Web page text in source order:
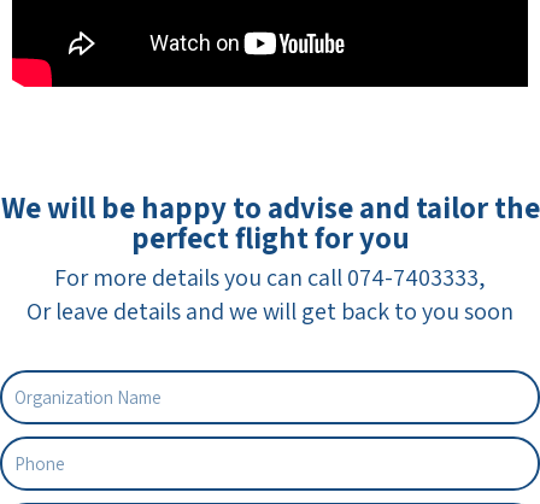
We will be happy to advise and tailor the
perfect flight for you
For more details you can call 074-7403333,
Or leave details and we will get back to you soon